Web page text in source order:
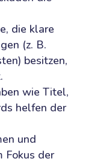
die klare
(z. B.
besitzen,
wie Titel,
helfen der
und
Fokus der